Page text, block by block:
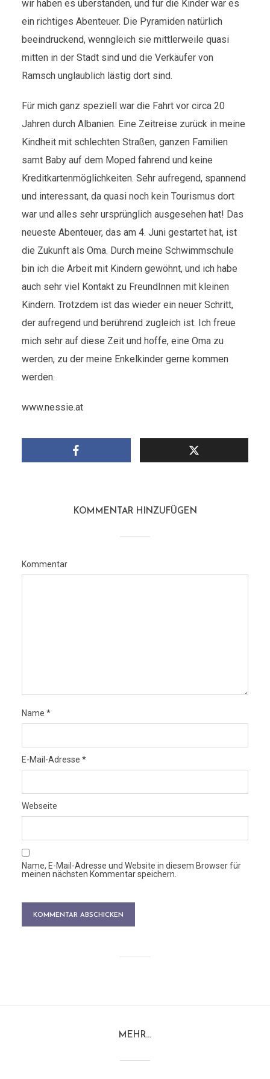
wir haben es überstanden, und für die Kinder war es
ein richtiges Abenteuer. Die Pyramiden natürlich
beeindruckend, wenngleich sie mittlerweile quasi
mitten in der Stadt sind und die Verkäufer von
Ramsch unglaublich lästig dort sind.
Für mich ganz speziell war die Fahrt vor circa 20
Jahren durch Albanien. Eine Zeitreise zurück in meine
Kindheit mit schlechten Straßen, ganzen Familien
samt Baby auf dem Moped fahrend und keine
Kreditkartenmöglichkeiten. Sehr aufregend, spannend
und interessant, da quasi noch kein Tourismus dort
war und alles sehr ursprünglich ausgesehen hat! Das
neueste Abenteuer, das am 4. Juni gestartet hat, ist
die Zukunft als Oma. Durch meine Schwimmschule
bin ich die Arbeit mit Kindern gewöhnt, und ich habe
auch sehr viel Kontakt zu FreundInnen mit kleinen
Kindern. Trotzdem ist das wieder ein neuer Schritt,
der aufregend und berührend zugleich ist. Ich freue
mich sehr auf diese Zeit und hoffe, eine Oma zu
werden, zu der meine Enkelkinder gerne kommen
werden.
www.nessie.at
KOMMENTAR HINZUFÜGEN
Kommentar
Name *
E-Mail-Adresse *
Webseite
Name, E-Mail-Adresse und Website in diesem Browser für
meinen nächsten Kommentar speichern.
MEHR…